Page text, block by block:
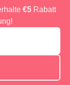
€5 Rabatt